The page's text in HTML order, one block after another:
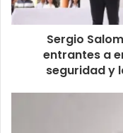
Sergio
entrantes a
seguridad y